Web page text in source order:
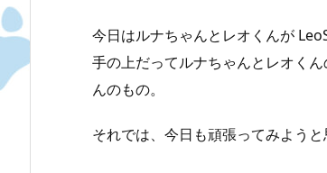
今日はルナちゃんとレオくんが
手の上だってルナちゃんとレオく
んのもの。
それでは、今日も頑張ってみようと